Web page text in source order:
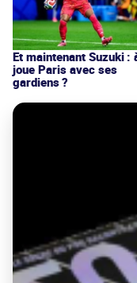
Et maintenant Suzuki :
joue Paris avec ses
gardiens ?